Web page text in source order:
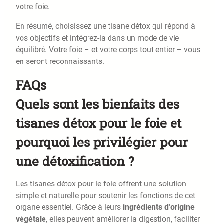
votre foie.
En résumé, choisissez une tisane détox qui répond à
vos objectifs et intégrez-la dans un mode de vie
équilibré. Votre foie – et votre corps tout entier – vous
en seront reconnaissants.
FAQs
Quels sont les bienfaits des
tisanes détox pour le foie et
pourquoi les privilégier pour
une détoxification ?
Les tisanes détox pour le foie offrent une solution
simple et naturelle pour soutenir les fonctions de cet
organe essentiel. Grâce à leurs ingrédients d’origine
végétale, elles peuvent améliorer la digestion, faciliter